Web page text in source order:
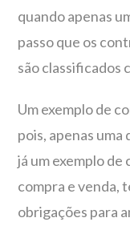
quando apenas
passo que os
são classificados
Um exemplo de
pois, apenas uma
já um exemplo
compra e venda,
obrigações para